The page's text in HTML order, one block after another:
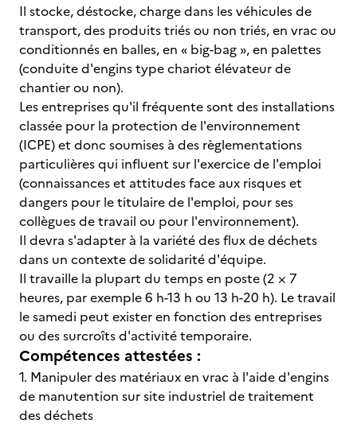
Il stocke, déstocke, charge dans les véhicules de
transport, des produits triés ou non triés, en vrac ou
conditionnés en balles, en « big-bag », en palettes
(conduite d'engins type chariot élévateur de
chantier ou non).
Les entreprises qu'il fréquente sont des installations
classée pour la protection de l'environnement
(ICPE) et donc soumises à des règlementations
particulières qui influent sur l'exercice de l'emploi
(connaissances et attitudes face aux risques et
dangers pour le titulaire de l'emploi, pour ses
collègues de travail ou pour l'environnement).
Il devra s'adapter à la variété des flux de déchets
dans un contexte de solidarité d'équipe.
Il travaille la plupart du temps en poste (2 × 7
heures, par exemple 6 h-13 h ou 13 h-20 h). Le travail
le samedi peut exister en fonction des entreprises
ou des surcroîts d'activité temporaire.
Compétences attestées :
1. Manipuler des matériaux en vrac à l'aide d'engins
de manutention sur site industriel de traitement
des déchets